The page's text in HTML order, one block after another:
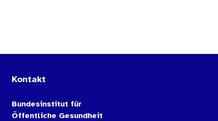
Kontakt
Bundesinstitut für
Öffentliche Gesundheit